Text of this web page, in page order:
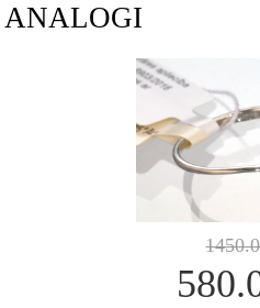
ANALOGI